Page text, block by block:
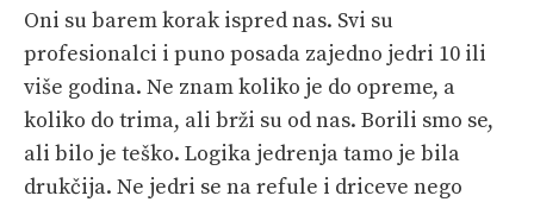
Oni su barem korak ispred nas. Svi su
profesionalci i puno posada zajedno jedri 10 ili
više godina. Ne znam koliko je do opreme, a
koliko do trima, ali brži su od nas. Borili smo se,
ali bilo je teško. Logika jedrenja tamo je bila
drukčija. Ne jedri se na refule i driceve nego